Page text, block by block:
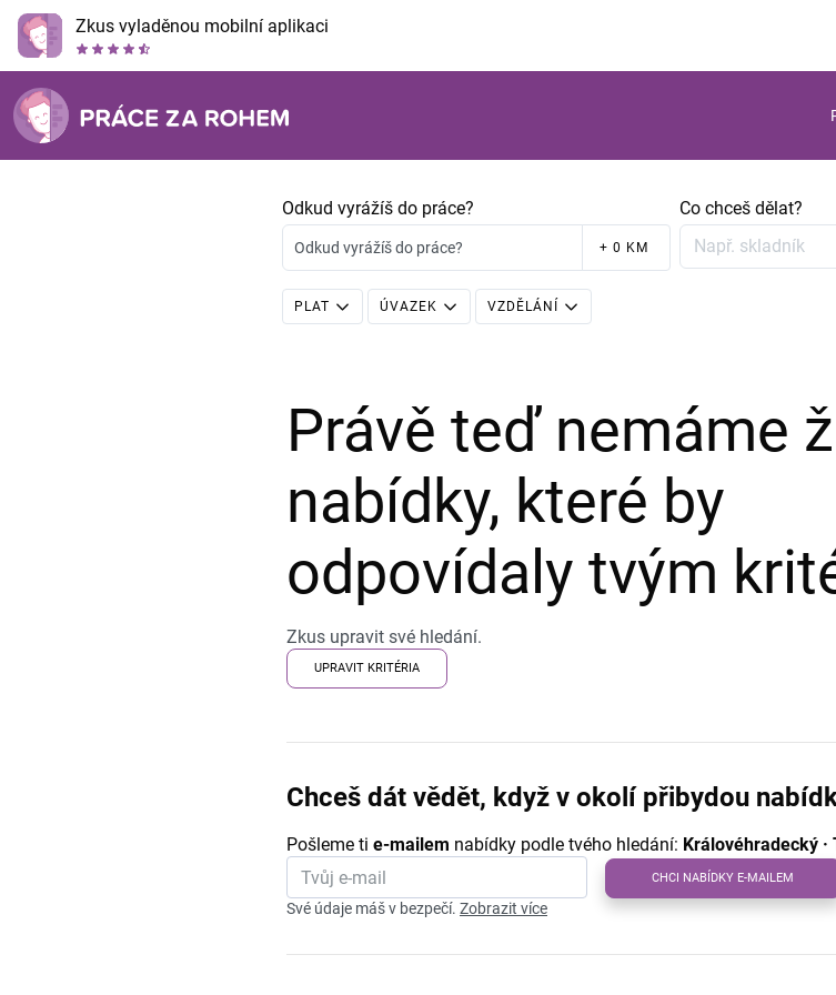
Zkus vyladěnou mobilní aplikaci
Odkud vyrážíš do práce?
Odkud vyrážíš do práce? + 0 KM
Co chceš dělat?
PLAT ÚVAZEK VZDĚLÁNÍ
Právě teď nemáme
nabídky, které by
odpovídaly tvým
Zkus upravit své hledání.
UPRAVIT KRITÉRIA
Chceš dát vědět, když v okolí přibydou
Pošleme ti e-mailem nabídky podle tvého hledání: Královéhradecký
CHCI NABÍDKY E-MAILEM
Své údaje máš v bezpečí. Zobrazit více